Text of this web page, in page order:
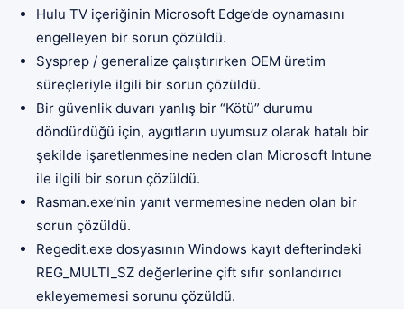
Hulu TV içeriğinin Microsoft Edge’de oynamasını
engelleyen bir sorun çözüldü.
Sysprep / generalize çalıştırırken OEM üretim
süreçleriyle ilgili bir sorun çözüldü.
Bir güvenlik duvarı yanlış bir “Kötü” durumu
döndürdüğü için, aygıtların uyumsuz olarak hatalı bir
şekilde işaretlenmesine neden olan Microsoft Intune
ile ilgili bir sorun çözüldü.
Rasman.exe’nin yanıt vermemesine neden olan bir
sorun çözüldü.
Regedit.exe dosyasının Windows kayıt defterindeki
REG_MULTI_SZ değerlerine çift sıfır sonlandırıcı
ekleyememesi sorunu çözüldü.